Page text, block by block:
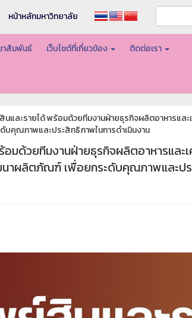
หน้าหลักมหาวิทยาลัย
าสัมพันธ์ เว็บไซต์ที่เกี่ยวข้อง ติดต่อเรา
และรายได้ พร้อมด้วยทีมงานฝ่ายธุรกิจผลิตอาหารและ
คุณภาพและประสิทธิภาพในการดำเนินงาน
มด้วยทีมงานฝ่ายธุรกิจผลิตอาหารและ
าผลิตภัณฑ์ เพื่อยกระดับคุณภาพและปร